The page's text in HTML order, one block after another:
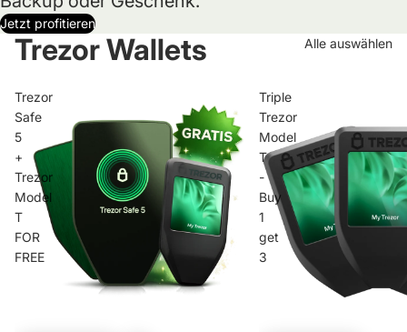
Jetzt profitieren
Trezor Wallets Alle auswählen
Trezor
Safe
5
+
Trezor
Model
T
FOR
FREE
Triple
Trezor
Model
T
-
Buy
1
get
3